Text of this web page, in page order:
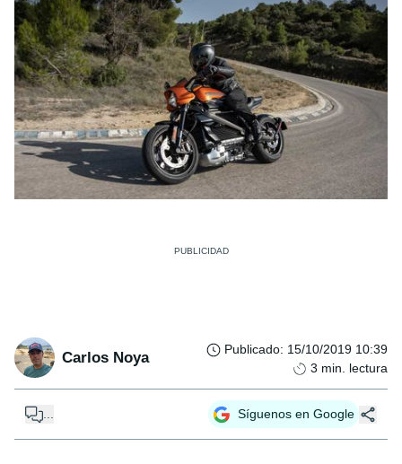
Carlos Noya Publicado: 15/10/2019 10:39
3 min. lectura
... Síguenos en Google